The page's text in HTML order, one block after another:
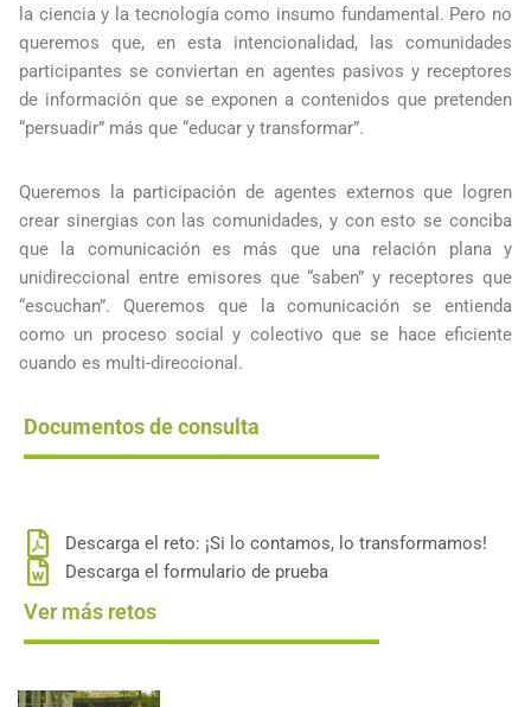
la ciencia y la tecnología como insumo fundamental. Pero no
queremos que, en esta intencionalidad, las comunidades
participantes se conviertan en agentes pasivos y receptores
de información que se exponen a contenidos que pretenden
“persuadir” más que “educar y transformar”.
Queremos la participación de agentes externos que logren
crear sinergias con las comunidades, y con esto se conciba
que la comunicación es más que una relación plana y
unidireccional entre emisores que “saben” y receptores que
“escuchan”. Queremos que la comunicación se entienda
como un proceso social y colectivo que se hace eficiente
cuando es multi-direccional.
Documentos de consulta
Descarga el reto: ¡Si lo contamos, lo transformamos!
Descarga el formulario de prueba
Ver más retos